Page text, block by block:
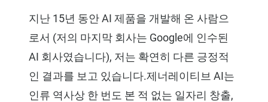
지난 15년 동안 AI 제품을 개발해 온 사람으
로서 (저의 마지막 회사는 Google에 인수된
AI 회사였습니다), 저는 확연히 다른 긍정적
인 결과를 보고 있습니다.제너레이티브 AI는
인류 역사상 한 번도 본 적 없는 일자리 창출,